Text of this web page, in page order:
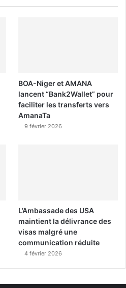
BOA-Niger et AMANA
lancent “Bank2Wallet” pour
faciliter les transferts vers
AmanaTa
9 février 2026
L’Ambassade des USA
maintient la délivrance des
visas malgré une
communication réduite
4 février 2026